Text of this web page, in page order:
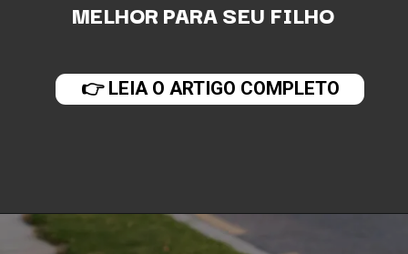
MELHOR PARA SEU FILHO
👉 LEIA O ARTIGO COMPLETO